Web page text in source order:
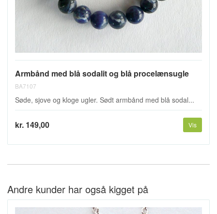
Armbånd med blå sodalit og blå procelænsugle
BA7107
Søde, sjove og kloge ugler. Sødt armbånd med blå sodal...
kr. 149,00 Vis
Andre kunder har også kigget på